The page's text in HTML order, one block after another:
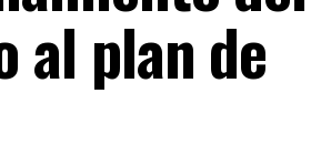
al plan de